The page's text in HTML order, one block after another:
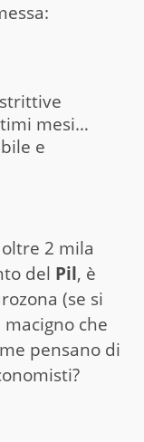
mesi…
e
2 mila
del Pil, è
(se si
che
pensano di